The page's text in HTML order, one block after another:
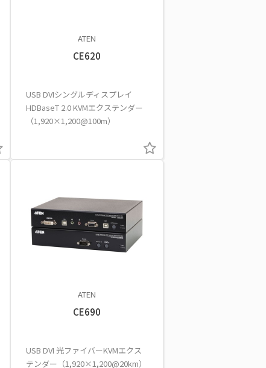
ATEN
CE620
USB DVIシングルディスプレイ
HDBaseT 2.0 KVMエクステンダー
（1,920×1,200@100m）
ATEN
CE690
USB DVI 光ファイバーKVMエクス
テンダー（1,920×1,200@20km）